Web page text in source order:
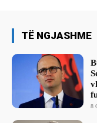
TË NGJASHME
8